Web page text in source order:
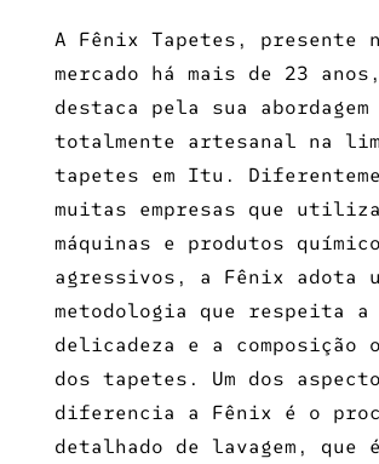
A Fênix Tapetes, presente
mercado há mais de 23
destaca pela sua abordagem
totalmente artesanal na
tapetes em Itu .
muitas empresas que
máquinas e produtos
agressivos, a Fênix adota
metodologia que respeita a
delicadeza e a composição
dos tapetes. Um dos
diferencia a Fênix é o
detalhado de lavagem, que